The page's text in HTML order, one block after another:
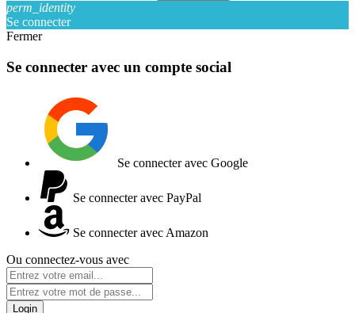
perm_identity
Se connecter
Fermer
Se connecter avec un compte social
Se connecter avec Google
Se connecter avec PayPal
Se connecter avec Amazon
Ou connectez-vous avec
Login